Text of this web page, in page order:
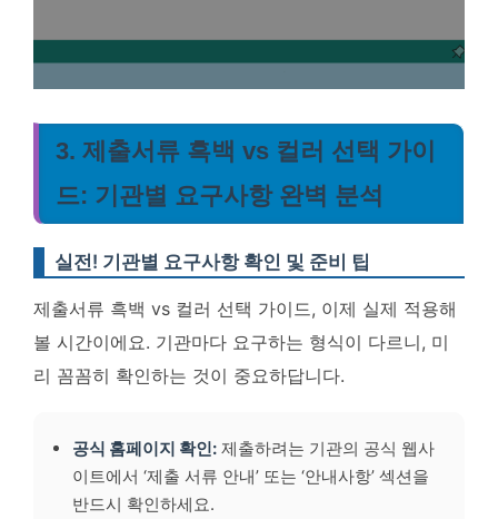
3. 제출서류 흑백 vs 컬러 선택 가이
드: 기관별 요구사항 완벽 분석
실전! 기관별 요구사항 확인 및 준비 팁
제출서류 흑백 vs 컬러 선택 가이드, 이제 실제 적용해
볼 시간이에요. 기관마다 요구하는 형식이 다르니, 미
리 꼼꼼히 확인하는 것이 중요하답니다.
공식 홈페이지 확인: 제출하려는 기관의 공식 웹사
이트에서 ‘제출 서류 안내’ 또는 ‘안내사항’ 섹션을
반드시 확인하세요.